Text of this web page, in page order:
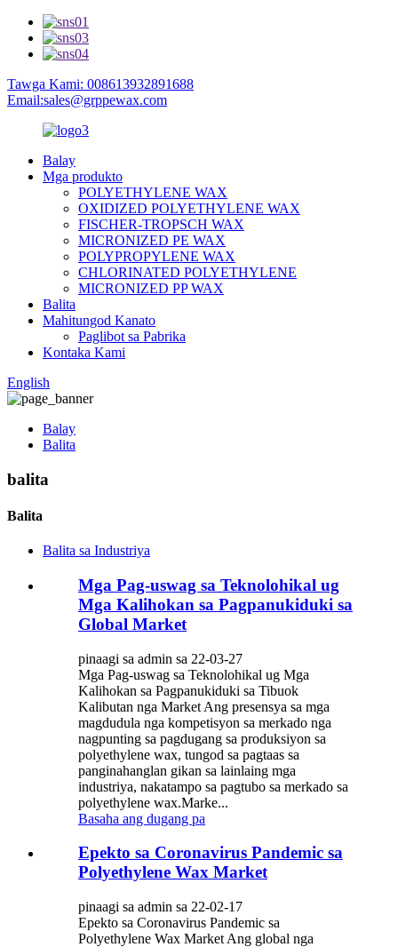
Tawga Kami: 008613932891688
Email:sales@grppewax.com
Balay
Mga produkto
POLYETHYLENE WAX
OXIDIZED POLYETHYLENE WAX
FISCHER-TROPSCH WAX
MICRONIZED PE WAX
POLYPROPYLENE WAX
CHLORINATED POLYETHYLENE
MICRONIZED PP WAX
Balita
Mahitungod Kanato
Paglibot sa Pabrika
Kontaka Kami
English
Balay
Balita
balita
Balita
Balita sa Industriya
Mga Pag-uswag sa Teknolohikal ug
Mga Kalihokan sa Pagpanukiduki sa
Global Market
pinaagi sa admin sa 22-03-27
Mga Pag-uswag sa Teknolohikal ug Mga
Kalihokan sa Pagpanukiduki sa Tibuok
Kalibutan nga Market Ang presensya sa mga
magdudula nga kompetisyon sa merkado nga
nagpunting sa pagdugang sa produksiyon sa
polyethylene wax, tungod sa pagtaas sa
panginahanglan gikan sa lainlaing mga
industriya, nakatampo sa pagtubo sa merkado sa
polyethylene wax.Marke...
Basaha ang dugang pa
Epekto sa Coronavirus Pandemic sa
Polyethylene Wax Market
pinaagi sa admin sa 22-02-17
Epekto sa Coronavirus Pandemic sa
Polyethylene Wax Market Ang global nga